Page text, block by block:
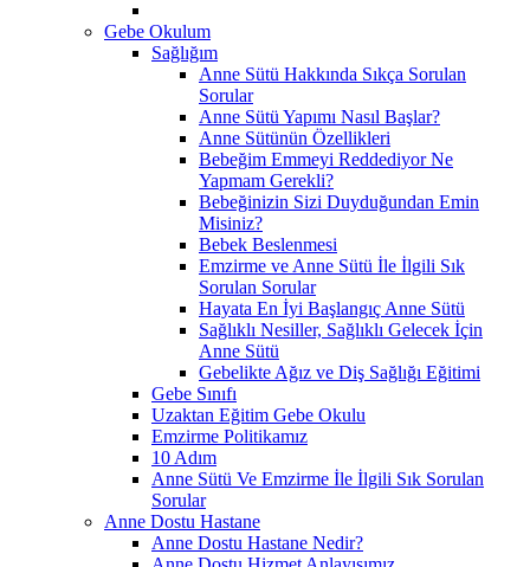
Gebe Okulum
Sağlığım
Anne Sütü Hakkında Sıkça Sorulan
Sorular
Anne Sütü Yapımı Nasıl Başlar?
Anne Sütünün Özellikleri
Bebeğim Emmeyi Reddediyor Ne
Yapmam Gerekli?
Bebeğinizin Sizi Duyduğundan Emin
Misiniz?
Bebek Beslenmesi
Emzirme ve Anne Sütü İle İlgili Sık
Sorulan Sorular
Hayata En İyi Başlangıç Anne Sütü
Sağlıklı Nesiller, Sağlıklı Gelecek İçin
Anne Sütü
Gebelikte Ağız ve Diş Sağlığı Eğitimi
Gebe Sınıfı
Uzaktan Eğitim Gebe Okulu
Emzirme Politikamız
10 Adım
Anne Sütü Ve Emzirme İle İlgili Sık Sorulan
Sorular
Anne Dostu Hastane
Anne Dostu Hastane Nedir?